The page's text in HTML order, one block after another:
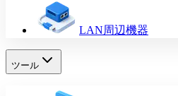
LAN周辺機器
ツール